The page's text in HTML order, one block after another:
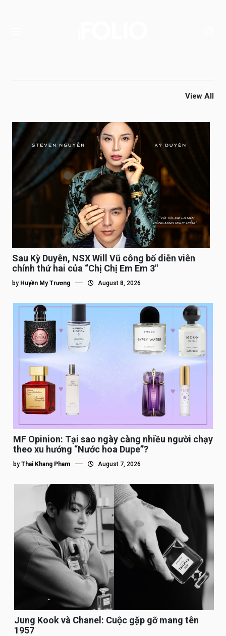
View All
Sau Kỳ Duyên, NSX Will Vũ công bố diễn viên
chính thứ hai của “Chị Chị Em Em 3″
by Huyền My Trương August 8, 2026
MF Opinion: Tại sao ngày càng nhiều người chạy
theo xu hướng “Nước hoa Dupe”?
by Thai Khang Pham August 7, 2026
Jung Kook và Chanel: Cuộc gặp gỡ mang tên
1957